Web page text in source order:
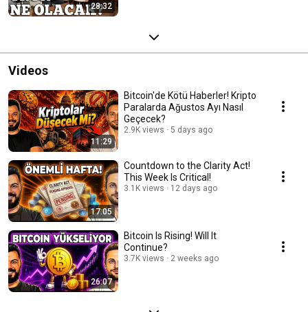
28:32
Videos
11:29
Bitcoin'de Kötü Haberler! Kripto
Paralarda Ağustos Ayı Nasıl
Geçecek?
2.9K views 5 days ago
17:05
Countdown to the Clarity Act!
This Week Is Critical!
3.1K views 12 days ago
26:07
Bitcoin Is Rising! Will It
Continue?
3.7K views 2 weeks ago